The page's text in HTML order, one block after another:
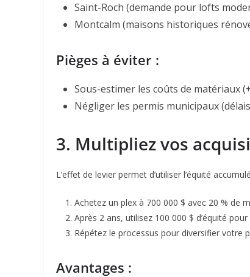
Saint-Roch (demande pour lofts
Montcalm (maisons historiques
Pièges à éviter :
Sous-estimer les coûts de matériaux
Négliger les permis municipaux
3. Multipliez vos
L’effet de levier permet d’utiliser l’équité
Achetez un plex à 700 000 $ avec 20 % de
Après 2 ans, utilisez 100 000 $ d’équité
Répétez le processus pour diversifier votre
Avantages :